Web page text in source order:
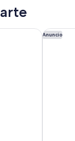
Anuncio